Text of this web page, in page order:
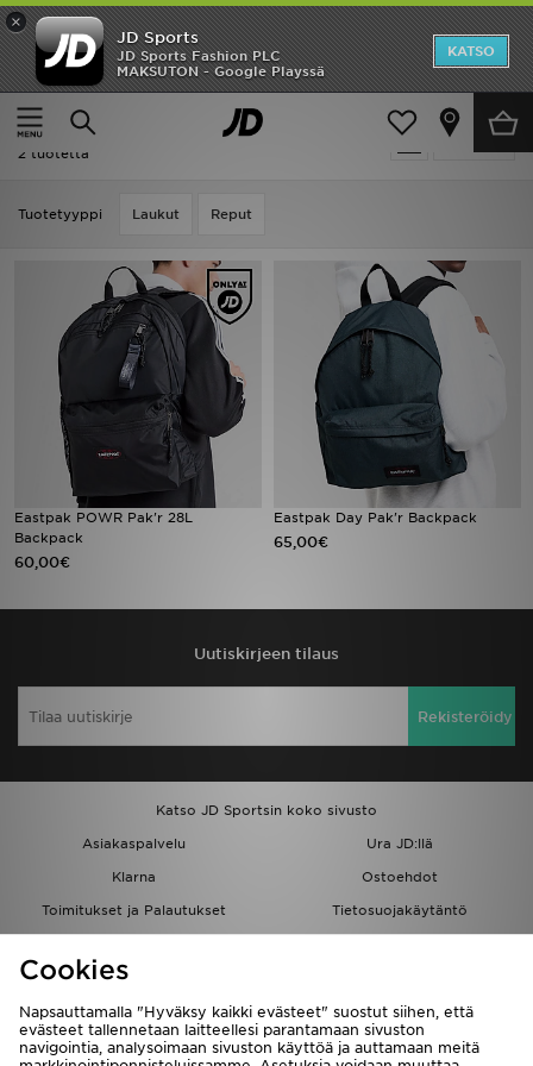
×
JD Sports
JD Sports Fashion PLC
MAKSUTON - Google Playssä
KATSO
Etusivu
Eastpak
Suodata
Eastpak
2 tuotetta
Tuotetyyppi Laukut Reput
Eastpak POWR Pak'r 28L
Backpack
60,00€
Eastpak Day Pak'r Backpack
65,00€
Uutiskirjeen tilaus
Rekisteröidy
Katso JD Sportsin koko sivusto
Asiakaspalvelu
Ura JD:llä
Klarna
Ostoehdot
Toimitukset ja Palautukset
Tietosuojakäytäntö
Löydä myymälä
Kumppanuusohjelma
JD Blog
Etusivu
Ale
Uutuudet
Tuotemerkit
Inspiroidu
Jalkapallo
Minun viestini
Asiakaspalvelu ja tietoa
Cookies
Napsauttamalla "Hyväksy kaikki evästeet" suostut siihen, että
evästeet tallennetaan laitteellesi parantamaan sivuston
navigointia, analysoimaan sivuston käyttöä ja auttamaan meitä